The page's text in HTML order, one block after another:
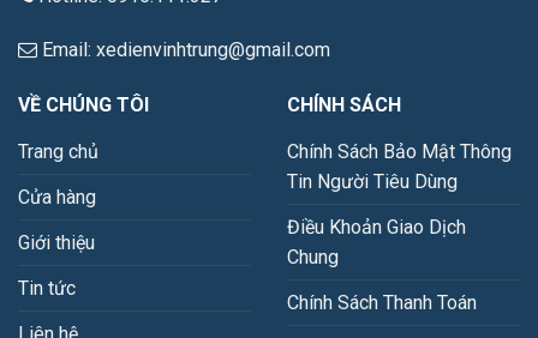
Email: xedienvinhtrung@gmail.com
VỀ CHÚNG TÔI
Trang chủ
Cửa hàng
Giới thiệu
Tin tức
CHÍNH SÁCH
Chính Sách Bảo Mật Thông
Tin Người Tiêu Dùng
Điều Khoản Giao Dịch
Chung
Chính Sách Thanh Toán